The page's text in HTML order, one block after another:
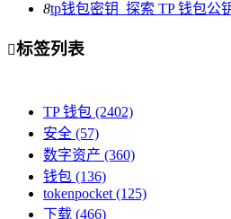
8tp钱包密钥_探索 TP 钱包公
标签列表
TP 钱包 (2402)
安全 (57)
数字资产 (360)
钱包 (136)
tokenpocket (125)
下载 (466)